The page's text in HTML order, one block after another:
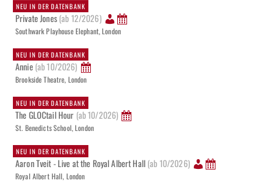
NEU IN DER DATENBANK
Private Jones(ab 12/2026)
Southwark Playhouse Elephant, London
NEU IN DER DATENBANK
Annie(ab 10/2026)
Brookside Theatre, London
NEU IN DER DATENBANK
The GLOCtail Hour (ab 10/2026)
St. Benedicts School, London
NEU IN DER DATENBANK
Aaron Tveit - Live at the Royal Albert Hall(ab 10/2026)
Royal Albert Hall, London